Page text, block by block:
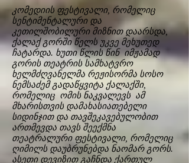
კომედიის ფესტივალი, რომელიც
სენტიმენტალური და
კეთილშობილური მიზნით დაარსდა,
ქალაქ გორში წელს უკვე მეხუთედ
ჩატარდა. ხუთი წლის წინ იმჟამად
გორის თეატრის სამხატვრო
ხელმძღვანელმა რეჟისორმა სოსო
ნემსაძემ გადაწყვიტა ქალაქში,
რომელიც ომის ნაკვალევს ამ
მხარისთვის დამახასიათებელი
სიდინჯით და თავშეკავებულობით
ართმევდა თავს შეექმნა
თეატრალური ფესტივალი, რომელიც
ღიმილს დაუბრუნებდა ნაომარ გორს.
ასეთი დევიზით გაჩნდა ქართულ